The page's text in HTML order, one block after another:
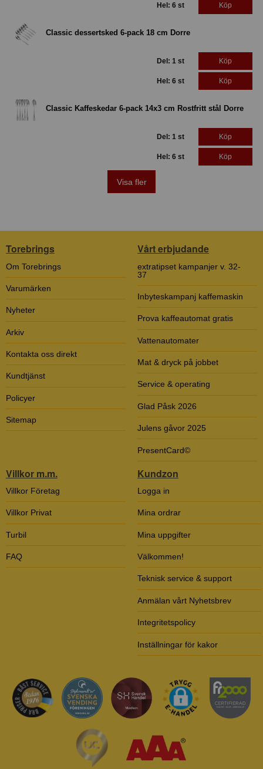
Hel: 6 st Köp
Classic dessertsked 6-pack 18 cm Dorre
Del: 1 st Köp
Hel: 6 st Köp
Classic Kaffeskedar 6-pack 14x3 cm Rostfritt stål Dorre
Del: 1 st Köp
Hel: 6 st Köp
Visa fler
Torebrings
Om Torebrings
Varumärken
Nyheter
Arkiv
Kontakta oss direkt
Kundtjänst
Policyer
Sitemap
Vårt erbjudande
extratipset kampanjer v. 32-
37
Inbyteskampanj kaffemaskin
Prova kaffeautomat gratis
Vattenautomater
Mat & dryck på jobbet
Service & operating
Glad Påsk 2026
Julens gåvor 2025
PresentCard©
Villkor m.m.
Villkor Företag
Villkor Privat
Turbil
FAQ
Kundzon
Logga in
Mina ordrar
Mina uppgifter
Välkommen!
Teknisk service & support
Anmälan vårt Nyhetsbrev
Integritetspolicy
Inställningar för kakor